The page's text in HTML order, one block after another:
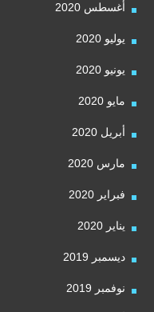
أغسطس 2020
يوليو 2020
يونيو 2020
مايو 2020
أبريل 2020
مارس 2020
فبراير 2020
يناير 2020
ديسمبر 2019
نوفمبر 2019